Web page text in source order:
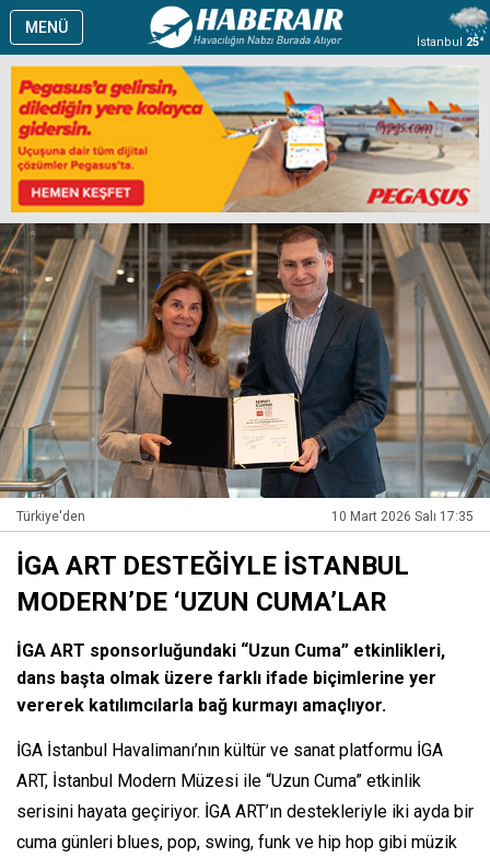
MENÜ
İstanbul 25°
Türkiye'den 10 Mart 2026 Salı 17:35
İGA ART DESTEĞİYLE İSTANBUL
MODERN’DE ‘UZUN CUMA’LAR
İGA ART sponsorluğundaki “Uzun Cuma” etkinlikleri,
dans başta olmak üzere farklı ifade biçimlerine yer
vererek katılımcılarla bağ kurmayı amaçlıyor.
İGA İstanbul Havalimanı’nın kültür ve sanat platformu İGA
ART, İstanbul Modern Müzesi ile “Uzun Cuma” etkinlik
serisini hayata geçiriyor. İGA ART’ın destekleriyle iki ayda bir
cuma günleri blues, pop, swing, funk ve hip hop gibi müzik